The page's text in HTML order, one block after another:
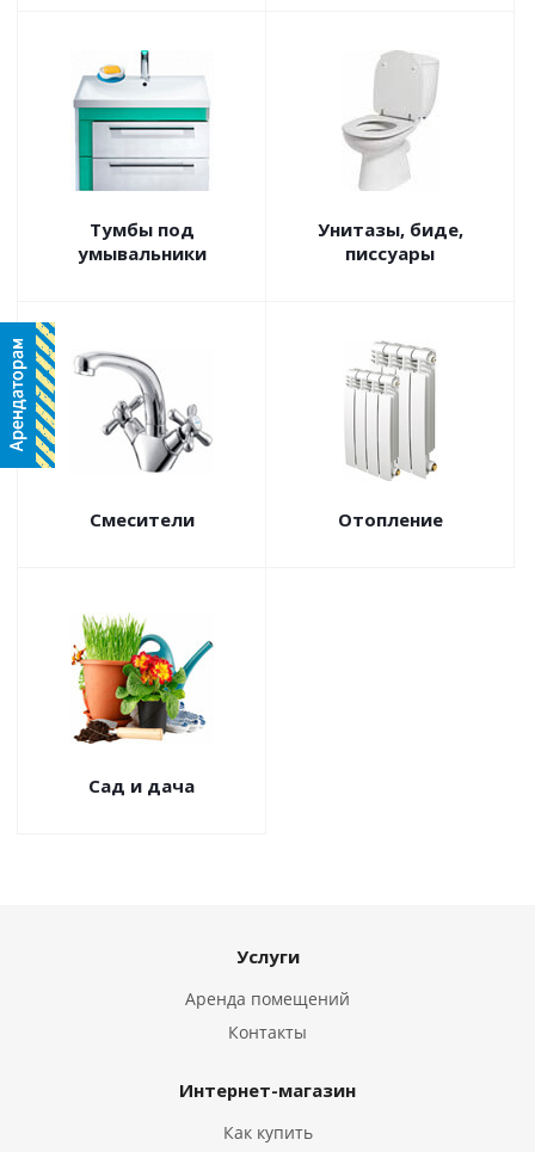
Тумбы под
умывальники
Унитазы, биде,
писсуары
Смесители Отопление
Сад и дача
Услуги
Аренда помещений
Контакты
Интернет-магазин
Как купить